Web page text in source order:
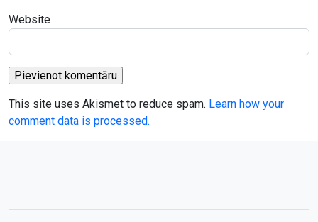
Website
This site uses Akismet to reduce spam. Learn how your
comment data is processed.